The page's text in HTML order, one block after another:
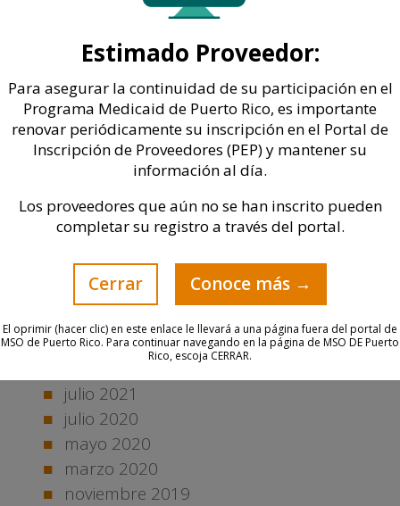
marzo 2024
noviembre 2023
octubre 2023
junio 2023
mayo 2023
marzo 2023
diciembre 2022
noviembre 2022
octubre 2022
agosto 2022
mayo 2022
marzo 2022
julio 2021
julio 2020
mayo 2020
marzo 2020
noviembre 2019
Estimado Proveedor:
Para asegurar la continuidad de su participación en el
Programa Medicaid de Puerto Rico, es importante
renovar periódicamente su inscripción en el Portal de
Inscripción de Proveedores (PEP) y mantener su
información al día.
Los proveedores que aún no se han inscrito pueden
completar su registro a través del portal.
Cerrar Conoce más →
El oprimir (hacer clic) en este enlace le llevará a una página fuera del portal de
MSO de Puerto Rico. Para continuar navegando en la página de MSO DE Puerto
Rico, escoja CERRAR.